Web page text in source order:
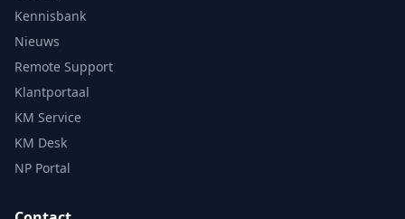
Kennisbank
Nieuws
Remote Support
Klantportaal
KM Service
KM Desk
NP Portal